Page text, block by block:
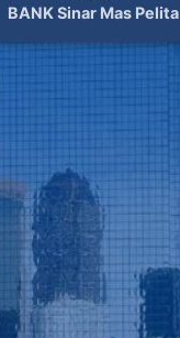
BANK Sinar Mas Pelita